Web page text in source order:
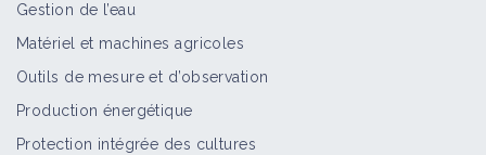
Gestion de l’eau
Matériel et machines agricoles
Outils de mesure et d’observation
Production énergétique
Protection intégrée des cultures